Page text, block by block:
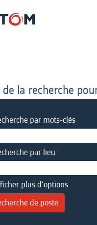
la recherche
par mots-clés
par lieu
plus d’options